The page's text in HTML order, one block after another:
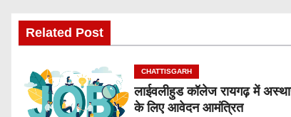
v
i
g
a
Related Post
CHATTISGARH
लाईवलीहुड कॉलेज रायगढ़ में
के लिए आवेदन आमंत्रित